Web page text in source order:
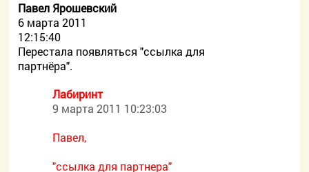
Павел Ярошевский
6 марта 2011
12:15:40
Перестала появляться "ссылка для
партнёра".
Лабиринт
9 марта 2011 10:23:03
Павел,
"ссылка для партнера"